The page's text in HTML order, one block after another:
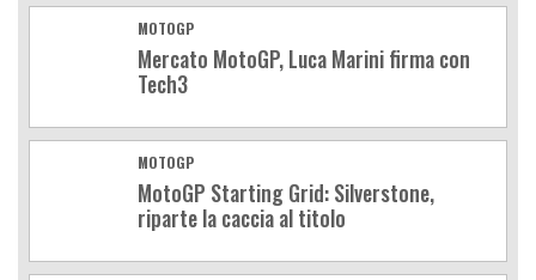
MOTOGP
Mercato MotoGP, Luca Marini firma con
Tech3
MOTOGP
MotoGP Starting Grid: Silverstone,
riparte la caccia al titolo